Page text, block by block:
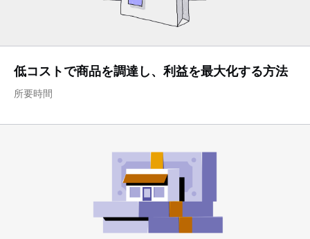
低コストで商品を調達し、利益を最大化する方法
所要時間